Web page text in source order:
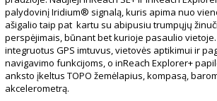
palydovinį Iridium® signalą, kuris apima nuo
ašigalio taip pat kartu su abipusiu trumpųjų
perspėjimais, būnant bet kurioje pasaulio
integruotus GPS imtuvus, vietovės aptikimui ir
navigavimo funkcijoms, o inReach Explorer+
anksto įkeltus TOPO žemėlapius, kompasą,
akcelerometrą.